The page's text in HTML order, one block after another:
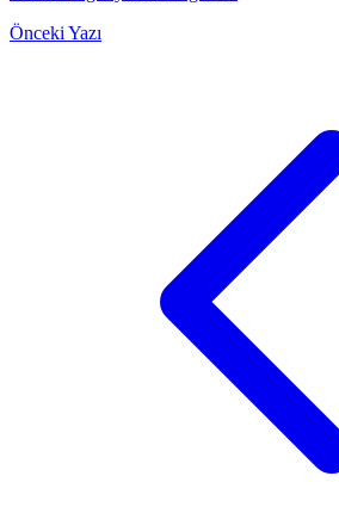
Önceki Yazı